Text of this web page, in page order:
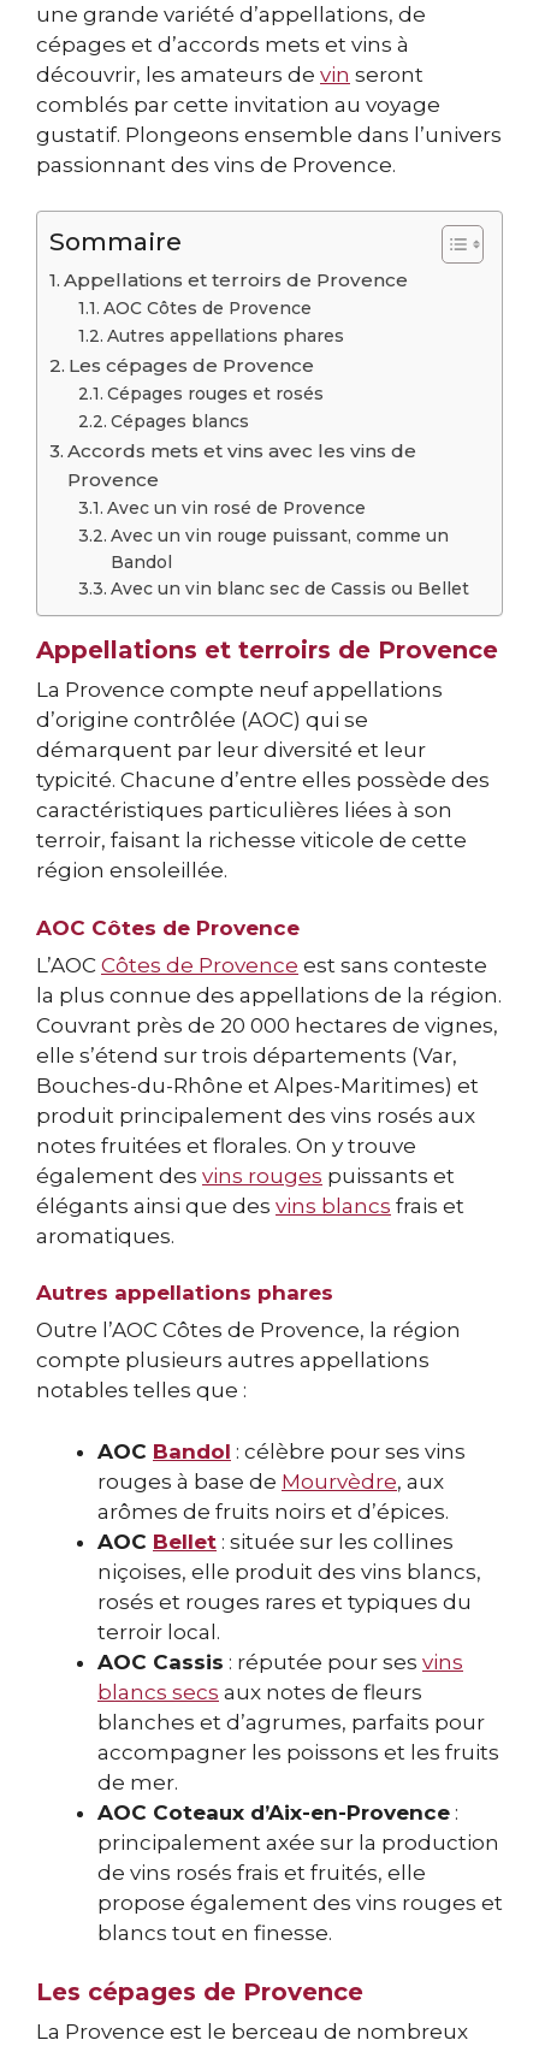
une grande variété d’appellations, de
cépages et d’accords mets et vins à
découvrir, les amateurs de vin seront
comblés par cette invitation au voyage
gustatif. Plongeons ensemble dans l’univers
passionnant des vins de Provence.
Sommaire
Appellations et terroirs de Provence
AOC Côtes de Provence
Autres appellations phares
Les cépages de Provence
Cépages rouges et rosés
Cépages blancs
Accords mets et vins avec les vins de
Provence
Avec un vin rosé de Provence
Avec un vin rouge puissant, comme un
Bandol
Avec un vin blanc sec de Cassis ou Bellet
Appellations et terroirs de Provence
La Provence compte neuf appellations
d’origine contrôlée (AOC) qui se
démarquent par leur diversité et leur
typicité. Chacune d’entre elles possède des
caractéristiques particulières liées à son
terroir, faisant la richesse viticole de cette
région ensoleillée.
AOC Côtes de Provence
L’AOC Côtes de Provence est sans conteste
la plus connue des appellations de la région.
Couvrant près de 20 000 hectares de vignes,
elle s’étend sur trois départements (Var,
Bouches-du-Rhône et Alpes-Maritimes) et
produit principalement des vins rosés aux
notes fruitées et florales. On y trouve
également des vins rouges puissants et
élégants ainsi que des vins blancs frais et
aromatiques.
Autres appellations phares
Outre l’AOC Côtes de Provence, la région
compte plusieurs autres appellations
notables telles que :
AOC Bandol : célèbre pour ses vins
rouges à base de Mourvèdre, aux
arômes de fruits noirs et d’épices.
AOC Bellet : située sur les collines
niçoises, elle produit des vins blancs,
rosés et rouges rares et typiques du
terroir local.
AOC Cassis : réputée pour ses vins
blancs secs aux notes de fleurs
blanches et d’agrumes, parfaits pour
accompagner les poissons et les fruits
de mer.
AOC Coteaux d’Aix-en-Provence :
principalement axée sur la production
de vins rosés frais et fruités, elle
propose également des vins rouges et
blancs tout en finesse.
Les cépages de Provence
La Provence est le berceau de nombreux